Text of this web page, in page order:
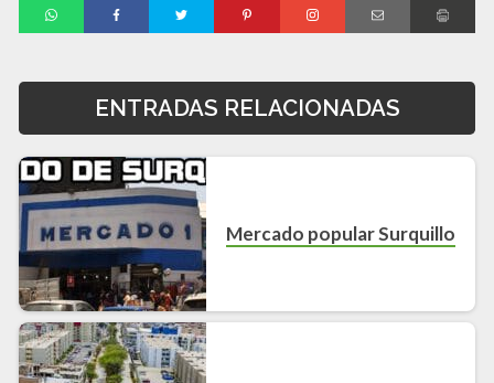
ENTRADAS RELACIONADAS
Mercado popular Surquillo